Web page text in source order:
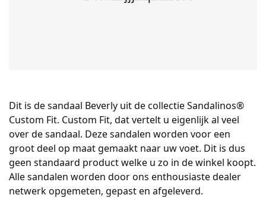
Dit is de sandaal Beverly uit de collectie Sandalinos®
Custom Fit. Custom Fit, dat vertelt u eigenlijk al veel
over de sandaal. Deze sandalen worden voor een
groot deel op maat gemaakt naar uw voet. Dit is dus
geen standaard product welke u zo in de winkel koopt.
Alle sandalen worden door ons enthousiaste dealer
netwerk opgemeten, gepast en afgeleverd.